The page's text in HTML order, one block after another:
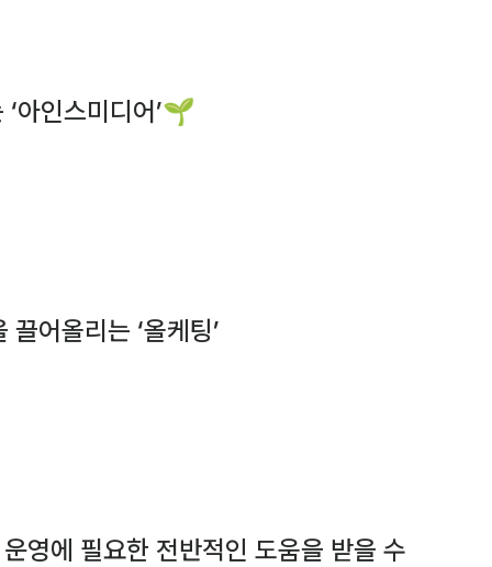
아인스미디어’🌱
끌어올리는 ‘올케팅’
영에 필요한 전반적인 도움을 받을 수